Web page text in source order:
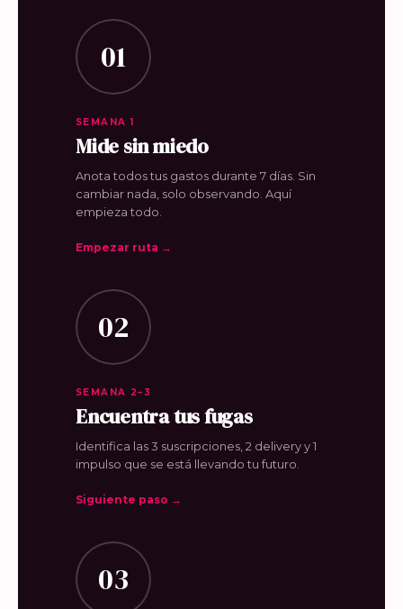
01
SEMANA 1
Mide sin miedo
Anota todos tus gastos durante 7 días. Sin
cambiar nada, solo observando. Aquí
empieza todo.
Empezar ruta →
02
SEMANA 2–3
Encuentra tus fugas
Identifica las 3 suscripciones, 2 delivery y 1
impulso que se está llevando tu futuro.
Siguiente paso →
03